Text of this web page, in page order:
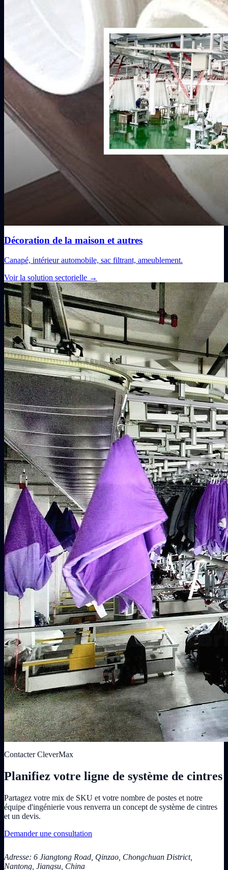
Décoration de la maison et autres
Canapé, intérieur automobile, sac filtrant, ameublement.
Voir la solution sectorielle →
Contacter CleverMax
Planifiez votre ligne de système de cintres
Partagez votre mix de SKU et votre nombre de postes et notre
équipe d'ingénierie vous renverra un concept de système de cintres
et un devis.
Demander une consultation
Adresse: 6 Jiangtong Road, Qinzao, Chongchuan District,
Nantong, Jiangsu, China